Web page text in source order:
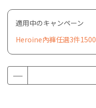
適用中のキャンペーン
Heroine內褲任選3件1500